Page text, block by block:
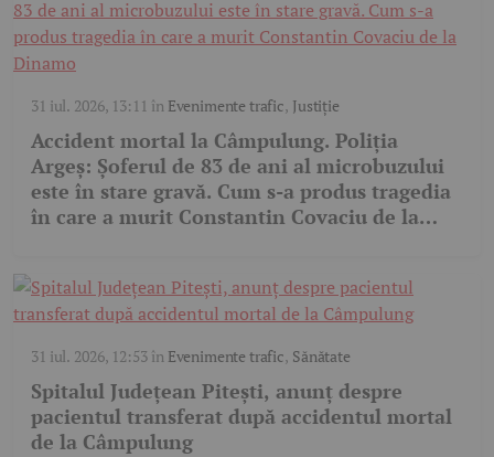
31 iul. 2026, 13:11 în Evenimente trafic, Justiție
Accident mortal la Câmpulung. Poliția
Argeș: Șoferul de 83 de ani al microbuzului
este în stare gravă. Cum s-a produs tragedia
în care a murit Constantin Covaciu de la
31 iul. 2026, 12:53în Evenimente trafic, Sănătate
Spitalul Județean Pitești, anunț despre
pacientul transferat după accidentul mortal
de la Câmpulung